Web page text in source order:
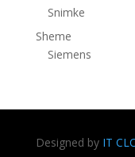
Snimke
Sheme
Siemens
Designed by IT